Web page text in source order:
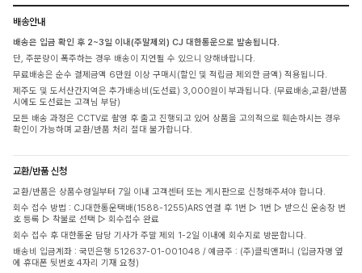
배송안내
배송은 입금 확인 후 2~3일 이내(주말제외) CJ 대한통운으로 발송됩니다.
단, 주문량이 폭주하는 경우 배송이 지연될 수 있으니 양해바랍니다.
무료배송은 순수 결제금액 6만원 이상 구매시(할인 및 적립금 제외한 금액) 적용됩니다.
제주도 및 도서산간지역은 추가배송비(도선료) 3,000원이 부과됩니다. (무료배송,교환/반품
시에도 도선료는 고객님 부담)
모든 배송 과정은 CCTV로 촬영 후 출고 진행되고 있어 상품을 고의적으로 훼손하시는 경우
확인이 가능하며 교환/반품 처리 절대 불가합니다.
교환/반품 신청
교환/반품은 상품수령일부터 7일 이내 고객센터 또는 게시판으로 신청해주셔야 합니다.
회수 접수 방법 : CJ대한통운택배(1588-1255)ARS 연결 후 1번 ▷ 1번 ▷ 받으신 운송장 번
호 등록 ▷ 착불로 선택 ▷ 회수접수 완료
회수 접수 후 대한통운 담당 기사가 주말 제외 1-2일 이내에 회수지로 방문합니다.
배송비 입금계좌 : 국민은행 512637-01-001048 / 예금주 : (주)클릭앤퍼니 (입금자명 옆
에 휴대폰 뒷번호 4자리 기재 요청)